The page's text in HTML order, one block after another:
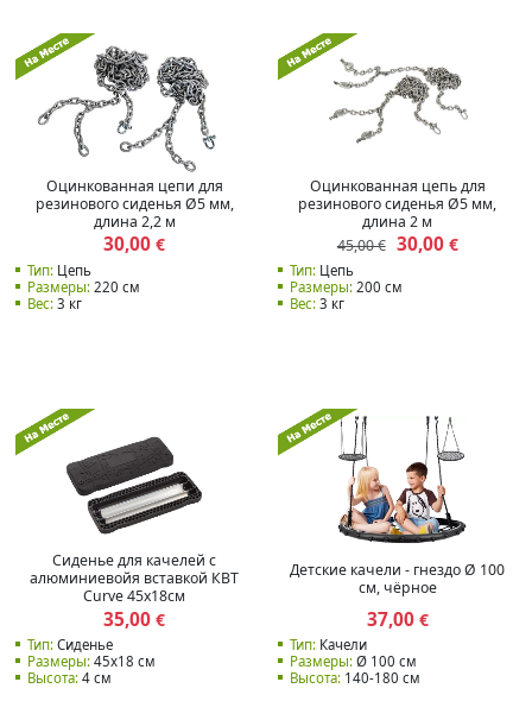
Оцинкованная цепи для
резинового сиденья Ø5 мм,
длина 2,2 м
30,00 €
Тип:Цепь
Размеры:220 см
Вес:3 кг
Оцинкованная цепь для
резинового сиденья Ø5 мм,
длина 2 м
45,00 € 30,00€
Тип: Цепь
Размеры: 200 см
Вес: 3 кг
Сиденье для качелей с
алюминиевойя вставкой КВТ
Curve 45x18см
35,00 €
Тип:Сиденье
Размеры:45x18 см
Высота:4 см
Детские качели - гнездо Ø 100
см, чёрное
37,00€
Тип: Качели
Размеры: Ø 100 см
Высота: 140-180 см